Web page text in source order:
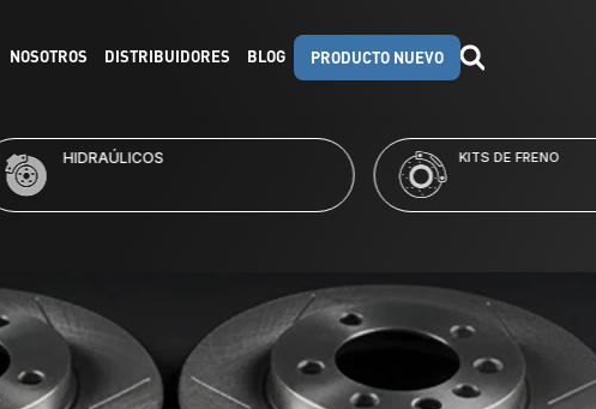
NOSOTROS DISTRIBUIDORES BLOG PRODUCTO NUEVO
KITS DE FRENO